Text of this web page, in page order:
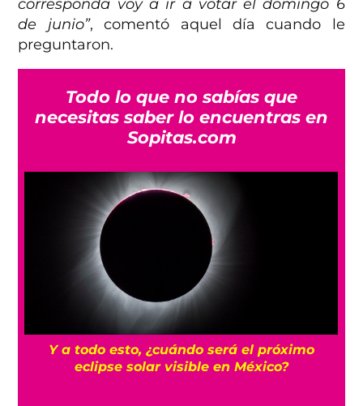
corresponda voy a ir a votar el domingo 6
de junio”, comentó aquel día cuando le
preguntaron.
Todo lo que no sabías que
necesitas saber lo encuentras en
Sopitas.com
Y a todo esto, ¿cuándo será el próximo
eclipse solar visible en México?